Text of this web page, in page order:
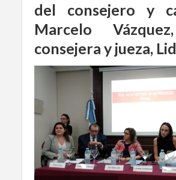
del consejero y
Marcelo
consejera y jueza,